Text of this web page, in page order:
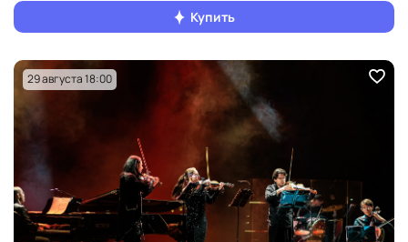
Купить
29 августа 18:00